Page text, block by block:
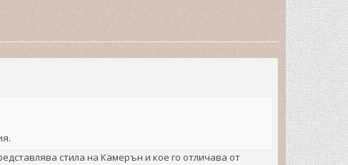
o
p
стила на Камерън и кое го отличава от